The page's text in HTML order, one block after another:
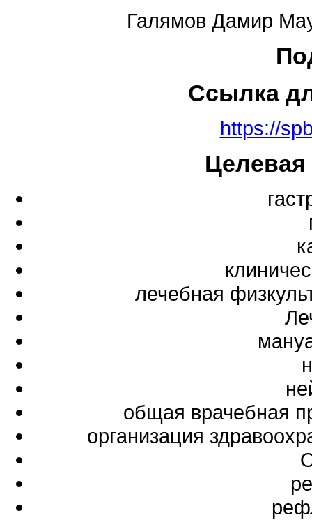
Галямов Дамир
Ссылка
https://
лечебная
общая врачебная
организация